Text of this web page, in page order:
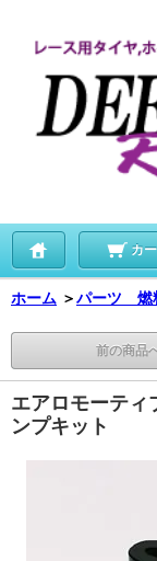
カ
ホーム ＞パーツ 燃
前の商品
エアロモーテ
ンプキット